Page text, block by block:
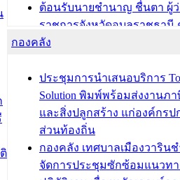
ต้อนรับนายชำนาญ ชื่นตา ผู้ว่
ราชการจังหวัดอุบลราชธานี
ความเรียบร้อยของสถานที่ใน
องคมนตรี
สำนักทะเบียนท้องถิ่นเทศบาล
วารินชำราบ ดำเนินการมอบท
บ้าน ทร.14 และบัตรประจำตัว
ประชาชนบุคคลประเภท 8 แ
ได้รับการเพิ่มชื่อในทะเบียน
กองคลัง
ประชุมการนำเสนอบริการ
Solution พิมพ์พร้อมส่งงานภ
และสิ่งปลูกสร้าง แก่องค์กรป
ส่วนท้องถิ่น
กองคลัง เทศบาลเมืองวาริน
จัดการประชุมซักซ้อมแนวทา